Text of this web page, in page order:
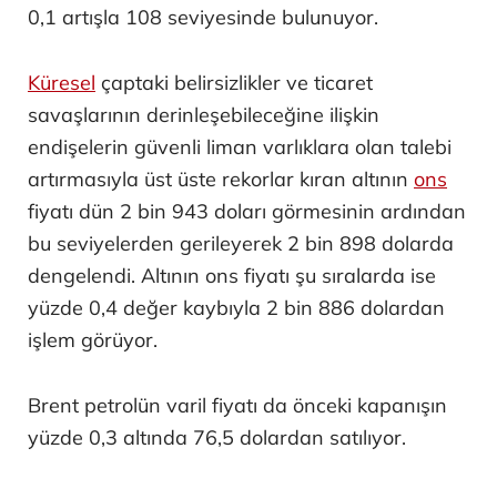
0,1 artışla 108 seviyesinde bulunuyor.
Küresel çaptaki belirsizlikler ve ticaret
savaşlarının derinleşebileceğine ilişkin
endişelerin güvenli liman varlıklara olan talebi
artırmasıyla üst üste rekorlar kıran altının ons
fiyatı dün 2 bin 943 doları görmesinin ardından
bu seviyelerden gerileyerek 2 bin 898 dolarda
dengelendi. Altının ons fiyatı şu sıralarda ise
yüzde 0,4 değer kaybıyla 2 bin 886 dolardan
işlem görüyor.
Brent petrolün varil fiyatı da önceki kapanışın
yüzde 0,3 altında 76,5 dolardan satılıyor.